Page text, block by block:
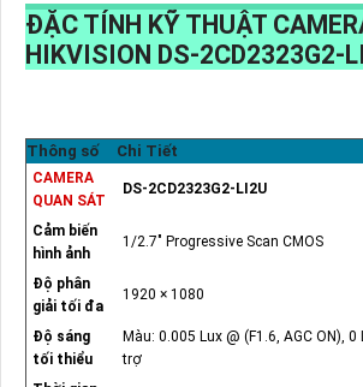
ĐẶC TÍNH KỸ THUẬT
HIKVISION DS-2CD2323G2-
Thông số Chi Tiết
CAMERA
QUAN SÁT
DS-2CD2323G2-LI2U
Cảm biến
hình ảnh
1/2.7" Progressive Scan CMOS
Độ phân
giải tối đa
1920 × 1080
Độ sáng
tối thiểu
Màu: 0.005 Lux @ (F1.6, AGC ON),
trợ